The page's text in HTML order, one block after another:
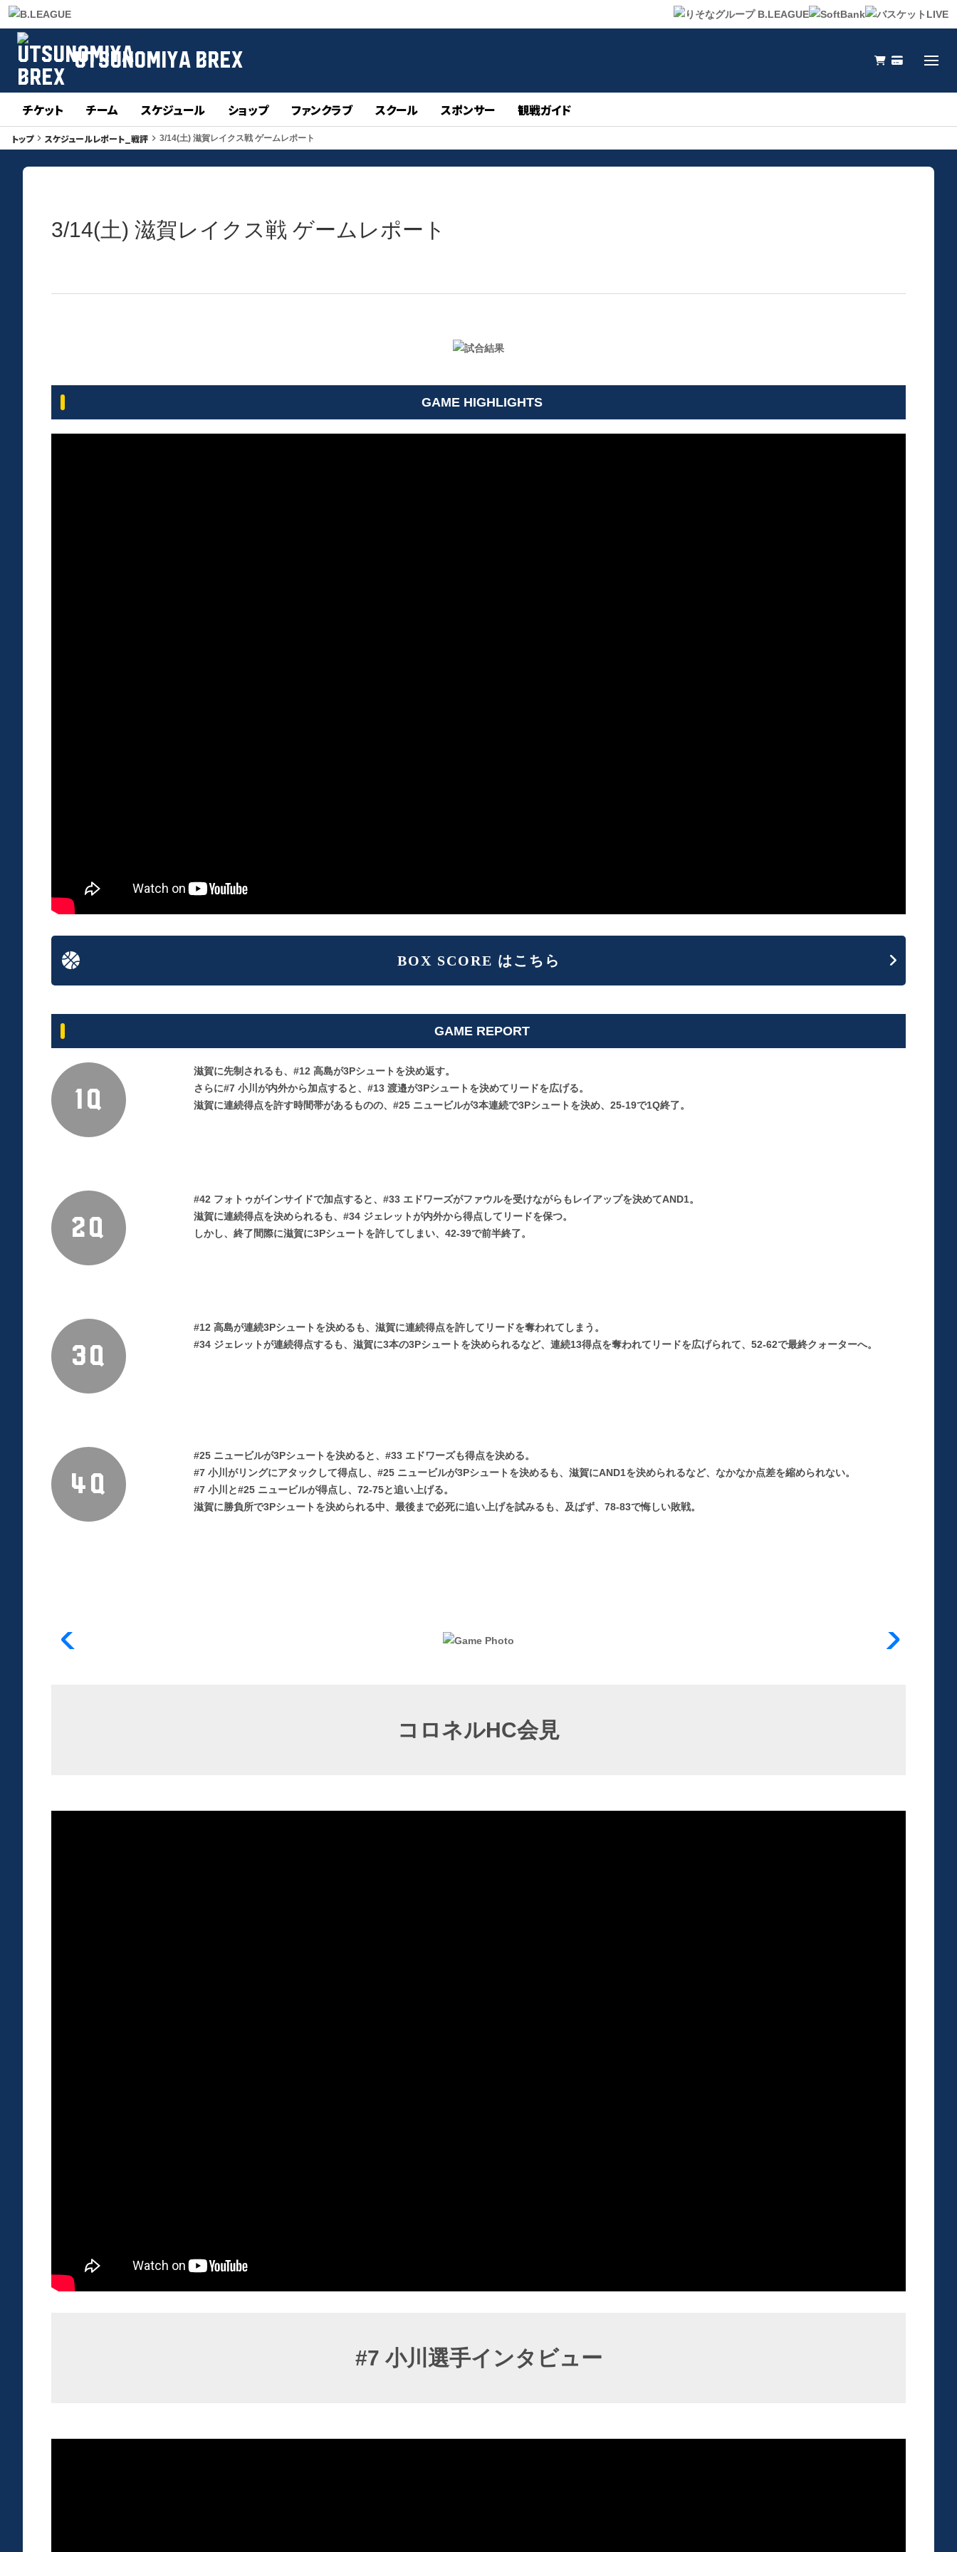
UTSUNOMIYA BREX
チケット チーム スケジュール ショップ ファンクラブ スクール スポンサー 観戦ガイド
トップkeyboard_arrow_right スケジュールレポート_戦評 keyboard_arrow_right 3/14(土) 滋賀レイクス戦 ゲームレポート
3/14(土) 滋賀レイクス戦 ゲームレポート
GAME HIGHLIGHTS
BOX SCORE はこちら
GAME REPORT
1Q
滋賀に先制されるも、#12 高島が3Pシュートを決め返す。
さらに#7 小川が内外から加点すると、#13 渡邉が3Pシュートを決めてリードを広げる。
滋賀に連続得点を許す時間帯があるものの、#25 ニュービルが3本連続で3Pシュートを決め、25-19で1Q終了。
2Q
#42 フォトゥがインサイドで加点すると、#33 エドワーズがファウルを受けながらもレイアップを決めてAND1。
滋賀に連続得点を決められるも、#34 ジェレットが内外から得点してリードを保つ。
しかし、終了間際に滋賀に3Pシュートを許してしまい、42-39で前半終了。
3Q
#12 高島が連続3Pシュートを決めるも、滋賀に連続得点を許してリードを奪われてしまう。
#34 ジェレットが連続得点するも、滋賀に3本の3Pシュートを決められるなど、連続13得点を奪われてリードを広げられて、52-62で最終クォーターへ。
4Q
#25 ニュービルが3Pシュートを決めると、#33 エドワーズも得点を決める。
#7 小川がリングにアタックして得点し、#25 ニュービルが3Pシュートを決めるも、滋賀にAND1を決められるなど、なかなか点差を縮められない。
#7 小川と#25 ニュービルが得点し、72-75と追い上げる。
滋賀に勝負所で3Pシュートを決められる中、最後まで必死に追い上げを試みるも、及ばず、78-83で悔しい敗戦。
コロネルHC会見
#7 小川選手インタビュー